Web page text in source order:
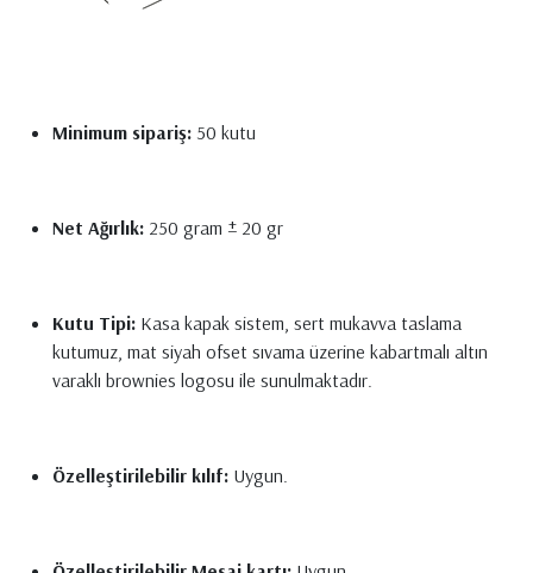
Minimum sipariş: 50 kutu
Net Ağırlık: 250 gram ± 20 gr
Kutu Tipi: Kasa kapak sistem, sert mukavva taslama
kutumuz, mat siyah ofset sıvama üzerine kabartmalı altın
varaklı brownies logosu ile sunulmaktadır.
Özelleştirilebilir kılıf: Uygun.